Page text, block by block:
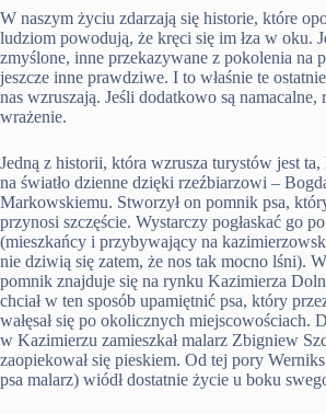
W naszym życiu zdarzają się historie, które
ludziom powodują, że kręci się im łza w oku.
zmyślone, inne przekazywane z pokolenia na
jeszcze inne prawdziwe. I to właśnie te
nas wzruszają. Jeśli dodatkowo są namacalne,
wrażenie.
Jedną z historii, która wzrusza turystów jest ta,
na światło dzienne dzięki rzeźbiarzowi –
Markowskiemu. Stworzył on pomnik psa,
przynosi szczęście. Wystarczy pogłaskać go
(mieszkańcy i przybywający na
nie dziwią się zatem, że nos tak mocno lśni).
pomnik znajduje się na rynku Kazimierza
chciał w ten sposób upamiętnić psa, który
wałęsał się po okolicznych miejscowościach.
w Kazimierzu zamieszkał malarz Zbigniew
zaopiekował się pieskiem. Od tej pory
psa malarz) wiódł dostatnie życie u boku